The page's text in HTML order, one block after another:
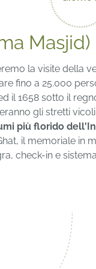
Masjid)
la visite della
fino a 25.000
il 1658 sotto il
gli stretti
più florido
il memoriale in
check-in e